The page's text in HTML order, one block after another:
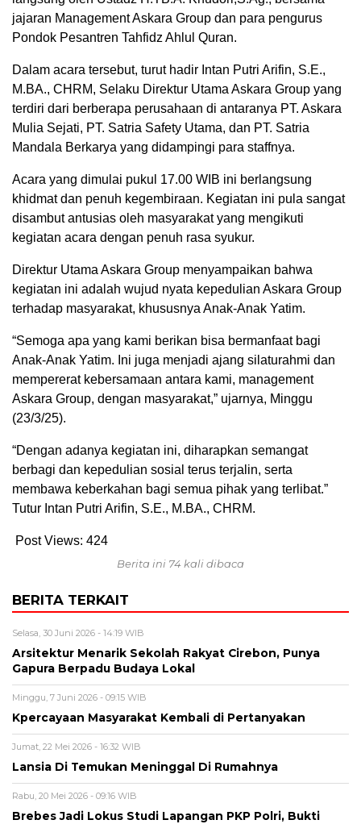
jajaran Management Askara Group dan para pengurus
Pondok Pesantren Tahfidz Ahlul Quran.
Dalam acara tersebut, turut hadir Intan Putri Arifin, S.E.,
M.BA., CHRM, Selaku Direktur Utama Askara Group yang
terdiri dari berberapa perusahaan di antaranya PT. Askara
Mulia Sejati, PT. Satria Safety Utama, dan PT. Satria
Mandala Berkarya yang didampingi para staffnya.
Acara yang dimulai pukul 17.00 WIB ini berlangsung
khidmat dan penuh kegembiraan. Kegiatan ini pula sangat
disambut antusias oleh masyarakat yang mengikuti
kegiatan acara dengan penuh rasa syukur.
Direktur Utama Askara Group menyampaikan bahwa
kegiatan ini adalah wujud nyata kepedulian Askara Group
terhadap masyarakat, khususnya Anak-Anak Yatim.
“Semoga apa yang kami berikan bisa bermanfaat bagi
Anak-Anak Yatim. Ini juga menjadi ajang silaturahmi dan
mempererat kebersamaan antara kami, management
Askara Group, dengan masyarakat,” ujarnya, Minggu
(23/3/25).
“Dengan adanya kegiatan ini, diharapkan semangat
berbagi dan kepedulian sosial terus terjalin, serta
membawa keberkahan bagi semua pihak yang terlibat.”
Tutur Intan Putri Arifin, S.E., M.BA., CHRM.
Post Views: 424
Berita ini 74 kali dibaca
BERITA TERKAIT
Selasa, 30 Juni 2026 - 14:19 WIB
Arsitektur Menarik Sekolah Rakyat Cirebon, Punya
Gapura Berpadu Budaya Lokal
Minggu, 7 Juni 2026 - 09:15 WIB
Kpercayaan Masyarakat Kembali di Pertanyakan
Jumat, 22 Mei 2026 - 16:32 WIB
Lansia Di Temukan Meninggal Di Rumahnya
Rabu, 20 Mei 2026 - 09:16 WIB
Brebes Jadi Lokus Studi Lapangan PKP Polri, Bukti